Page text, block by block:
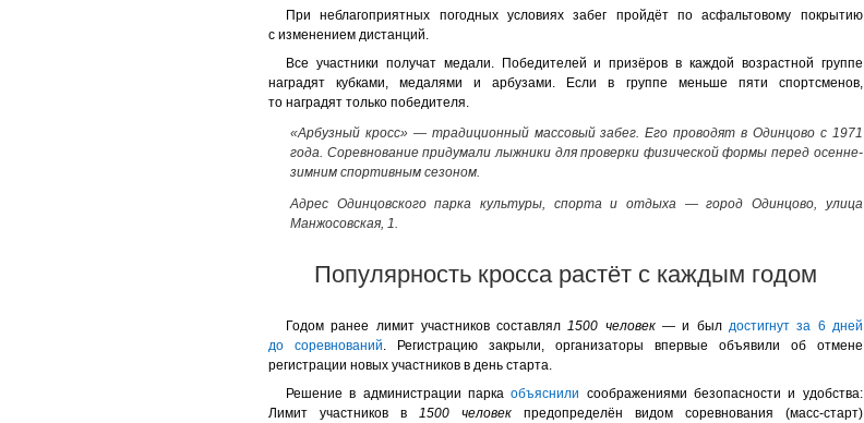
При неблагоприятных погодных условиях забег пройдёт по асфальтовому покрытию
с изменением дистанций.
Все участники получат медали. Победителей и призёров в каждой возрастной группе
наградят кубками, медалями и арбузами. Если в группе меньше пяти спортсменов,
то наградят только победителя.
«Арбузный кросс» — традиционный массовый забег. Его проводят в Одинцово с 1971
года. Соревнование придумали лыжники для проверки физической формы перед осенне-
зимним спортивным сезоном.
Адрес Одинцовского парка культуры, спорта и отдыха — город Одинцово, улица
Манжосовская, 1.
Популярность кросса растёт с каждым годом
Годом ранее лимит участников составлял1500 человек— и был достигнут за 6 дней
до соревнований. Регистрацию закрыли, организаторы впервые объявили об отмене
регистрации новых участников в день старта.
Решение в администрации паркаобъяснили соображениями безопасности и удобства:
Лимит участников в 1500 человекпредопределён видом соревнования (масс-старт)